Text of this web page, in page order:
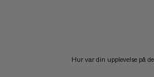
Hur var din upplevelse på